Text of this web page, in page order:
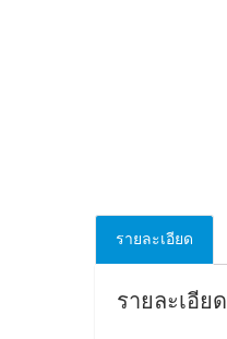
รายละเอียด
รายละเอียด